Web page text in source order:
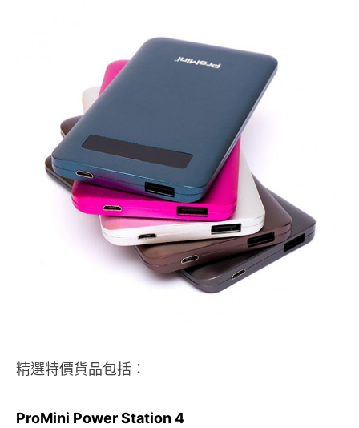
精選特價貨品包括：
ProMini Power Station 4